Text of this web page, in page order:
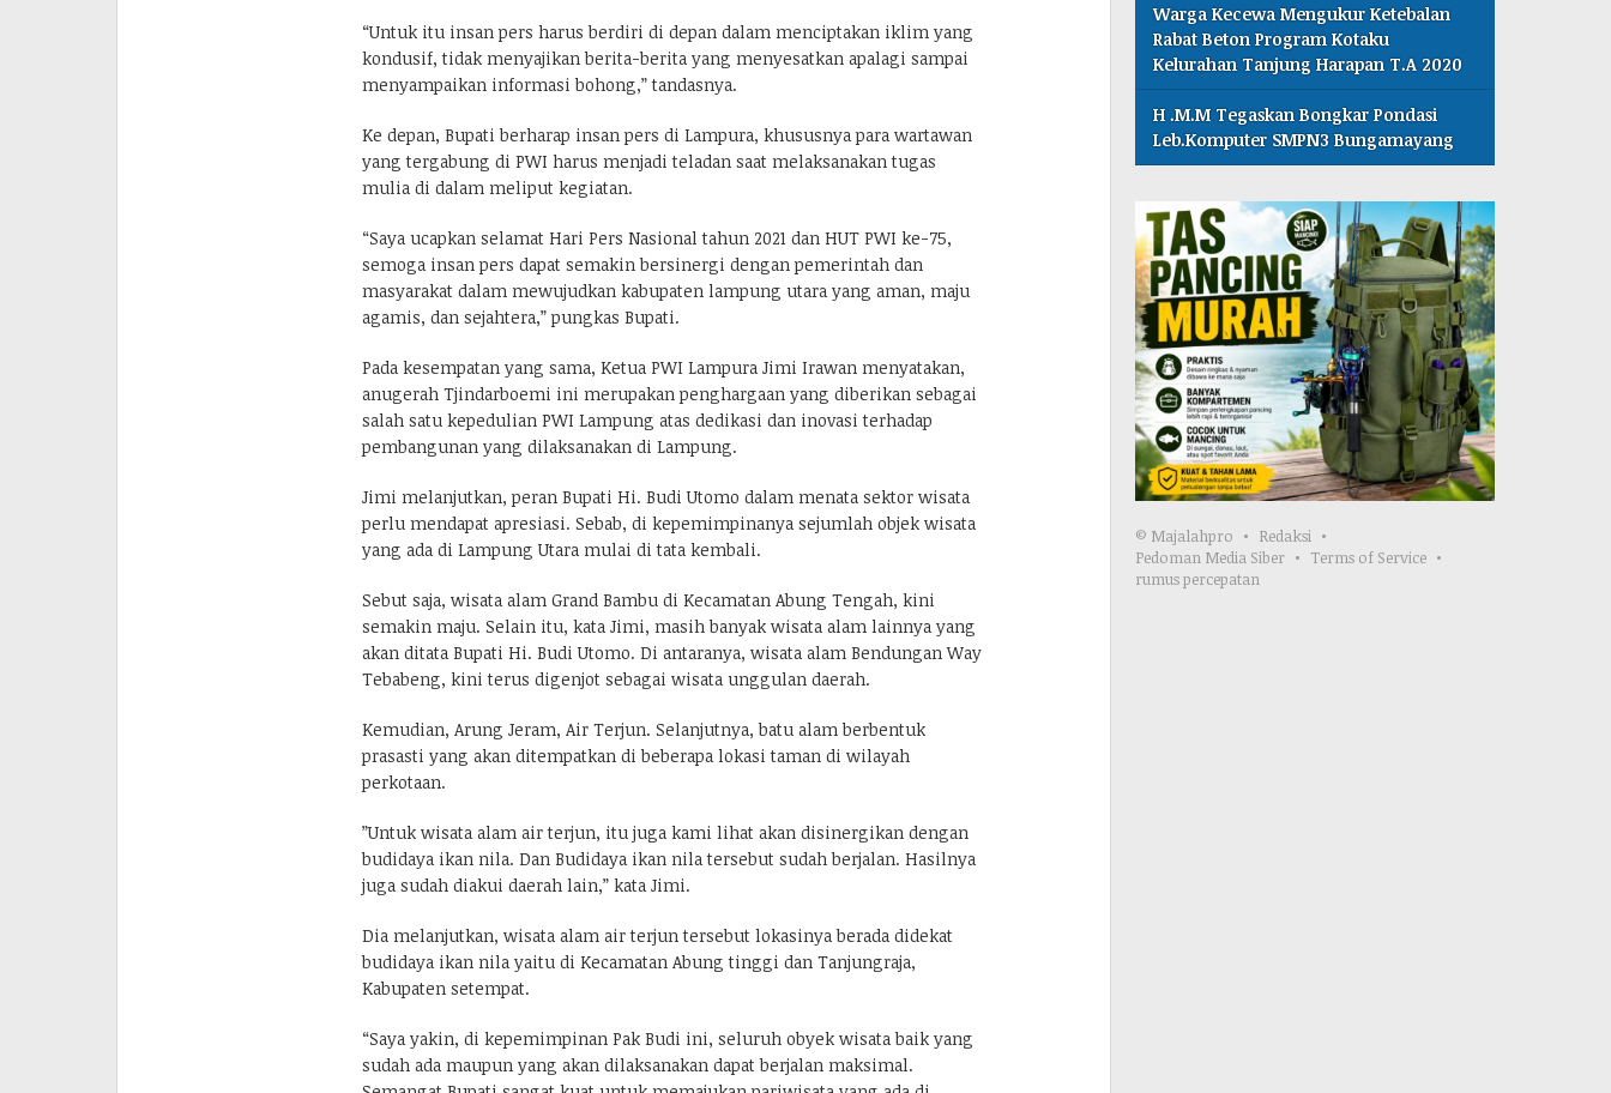
“Untuk itu insan pers harus berdiri di depan dalam menciptakan iklim yang
kondusif, tidak menyajikan berita-berita yang menyesatkan apalagi sampai
menyampaikan informasi bohong,” tandasnya.
Ke depan, Bupati berharap insan pers di Lampura, khususnya para wartawan
yang tergabung di PWI harus menjadi teladan saat melaksanakan tugas
mulia di dalam meliput kegiatan.
“Saya ucapkan selamat Hari Pers Nasional tahun 2021 dan HUT PWI ke-75,
semoga insan pers dapat semakin bersinergi dengan pemerintah dan
masyarakat dalam mewujudkan kabupaten lampung utara yang aman, maju
agamis, dan sejahtera,” pungkas Bupati.
Pada kesempatan yang sama, Ketua PWI Lampura Jimi Irawan menyatakan,
anugerah Tjindarboemi ini merupakan penghargaan yang diberikan sebagai
salah satu kepedulian PWI Lampung atas dedikasi dan inovasi terhadap
pembangunan yang dilaksanakan di Lampung.
Jimi melanjutkan, peran Bupati Hi. Budi Utomo dalam menata sektor wisata
perlu mendapat apresiasi. Sebab, di kepemimpinanya sejumlah objek wisata
yang ada di Lampung Utara mulai di tata kembali.
Sebut saja, wisata alam Grand Bambu di Kecamatan Abung Tengah, kini
semakin maju. Selain itu, kata Jimi, masih banyak wisata alam lainnya yang
akan ditata Bupati Hi. Budi Utomo. Di antaranya, wisata alam Bendungan Way
Tebabeng, kini terus digenjot sebagai wisata unggulan daerah.
Kemudian, Arung Jeram, Air Terjun. Selanjutnya, batu alam berbentuk
prasasti yang akan ditempatkan di beberapa lokasi taman di wilayah
perkotaan.
”Untuk wisata alam air terjun, itu juga kami lihat akan disinergikan dengan
budidaya ikan nila. Dan Budidaya ikan nila tersebut sudah berjalan. Hasilnya
juga sudah diakui daerah lain,” kata Jimi.
Dia melanjutkan, wisata alam air terjun tersebut lokasinya berada didekat
budidaya ikan nila yaitu di Kecamatan Abung tinggi dan Tanjungraja,
Kabupaten setempat.
“Saya yakin, di kepemimpinan Pak Budi ini, seluruh obyek wisata baik yang
sudah ada maupun yang akan dilaksanakan dapat berjalan maksimal.
Warga Kecewa Mengukur Ketebalan
Rabat Beton Program Kotaku
Kelurahan Tanjung Harapan T.A 2020
H .M.M Tegaskan Bongkar Pondasi
Leb.Komputer SMPN3 Bungamayang
© Majalahpro
Redaksi
Pedoman Media Siber
Terms of Service
rumus percepatan